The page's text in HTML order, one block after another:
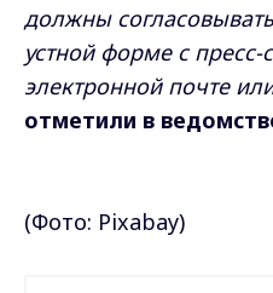
должны
устной форме с
электронной почте
отметили в
(Фото: Pixabay)